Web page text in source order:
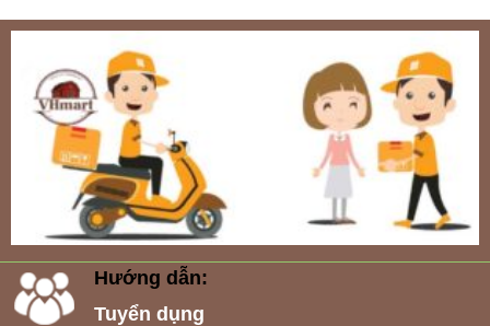
Hướng dẫn:
Tuyển dụng